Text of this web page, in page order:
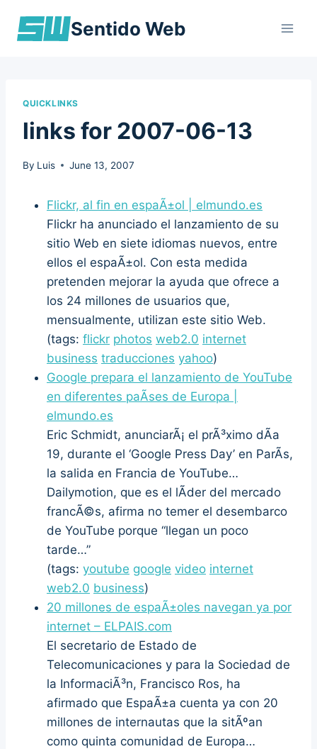
Sentido Web
QUICKLINKS
links for 2007-06-13
By Luis June 13, 2007
Flickr, al fin en espaÃ±ol | elmundo.es
Flickr ha anunciado el lanzamiento de su
sitio Web en siete idiomas nuevos, entre
ellos el espaÃ±ol. Con esta medida
pretenden mejorar la ayuda que ofrece a
los 24 millones de usuarios que,
mensualmente, utilizan este sitio Web.
(tags: flickr photos web2.0 internet
business traducciones yahoo)
Google prepara el lanzamiento de YouTube
en diferentes paÃ­ses de Europa |
elmundo.es
Eric Schmidt, anunciarÃ¡ el prÃ³ximo dÃ­a
19, durante el ‘Google Press Day’ en ParÃ­s,
la salida en Francia de YouTube…
Dailymotion, que es el lÃ­der del mercado
francÃ©s, afirma no temer el desembarco
de YouTube porque “llegan un poco
tarde…”
(tags: youtube google video internet
web2.0 business)
20 millones de espaÃ±oles navegan ya por
internet – ELPAIS.com
El secretario de Estado de
Telecomunicaciones y para la Sociedad de
la InformaciÃ³n, Francisco Ros, ha
afirmado que EspaÃ±a cuenta ya con 20
millones de internautas que la sitÃºan
como quinta comunidad de Europa…